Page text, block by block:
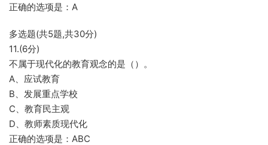
正确的选项是：A
多选题(共5题,共30分)
11.(6分)
不属于现代化的教育观念的是（）。
A、应试教育
B、发展重点学校
C、教育民主观
D、教师素质现代化
正确的选项是：ABC